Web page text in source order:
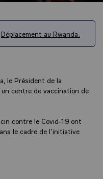
Déplacement au Rwanda.
le Président de la
un centre de vaccination de
contre le Covid-19 ont
le cadre de l’initiative